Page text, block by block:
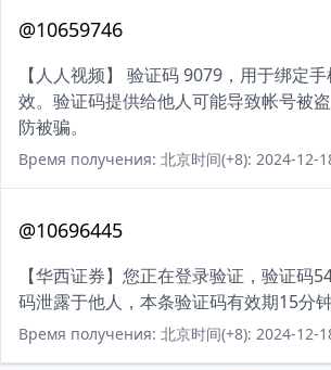
@10659746
【人人视频】 验证码 9079，用于绑定
效。验证码提供给他人可能导致帐号被
防被骗。
Время получения: 北京时间(+8): 2024-12-
@10696445
【华西证券】您正在登录验证，验证码
码泄露于他人，本条验证码有效期15分钟
Время получения: 北京时间(+8): 2024-12-